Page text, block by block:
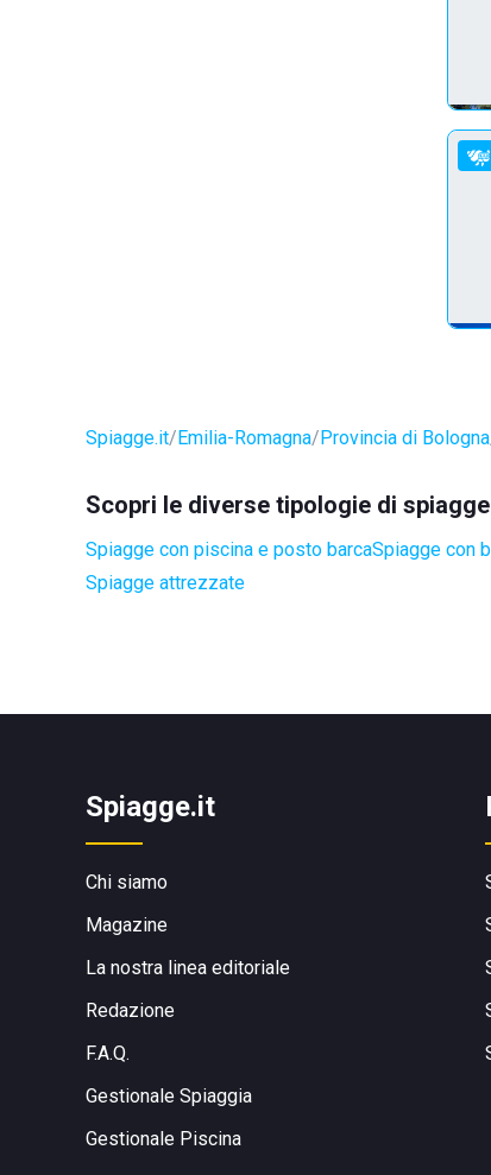
Spiagge.it Emilia-Romagna Provincia di Bologna
Scopri le diverse tipologie di
Spiagge con piscina e posto barcaSpiagge con
Spiagge attrezzate
Spiagge.it
Chi siamo
Magazine
La nostra linea editoriale
Redazione
F.A.Q.
Gestionale Spiaggia
Gestionale Piscina